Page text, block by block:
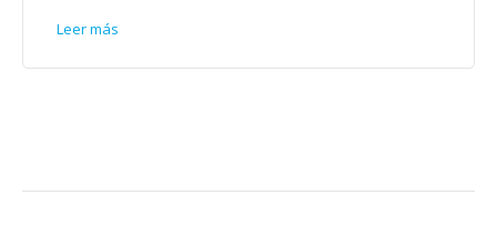
Leer más